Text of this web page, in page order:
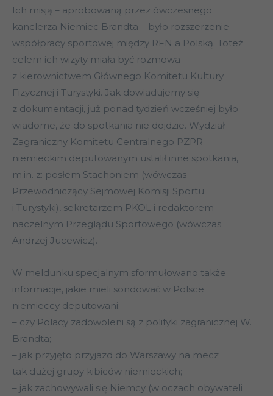
Ich misją – aprobowaną przez ówczesnego
kanclerza Niemiec Brandta – było rozszerzenie
współpracy sportowej między RFN a Polską. Toteż
celem ich wizyty miała być rozmowa
z kierownictwem Głównego Komitetu Kultury
Fizycznej i Turystyki. Jak dowiadujemy się
z dokumentacji, już ponad tydzień wcześniej było
wiadome, że do spotkania nie dojdzie. Wydział
Zagraniczny Komitetu Centralnego PZPR
niemieckim deputowanym ustalił inne spotkania,
m.in. z: posłem Stachoniem (wówczas
Przewodniczący Sejmowej Komisji Sportu
i Turystyki), sekretarzem PKOL i redaktorem
naczelnym Przeglądu Sportowego (wówczas
Andrzej Jucewicz).
W meldunku specjalnym sformułowano także
informacje, jakie mieli sondować w Polsce
niemieccy deputowani:
– czy Polacy zadowoleni są z polityki zagranicznej W.
Brandta;
– jak przyjęto przyjazd do Warszawy na mecz
tak dużej grupy kibiców niemieckich;
– jak zachowywali się Niemcy (w oczach obywateli